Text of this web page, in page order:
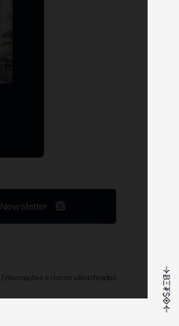
Newsletter
Informações e riscos identificados